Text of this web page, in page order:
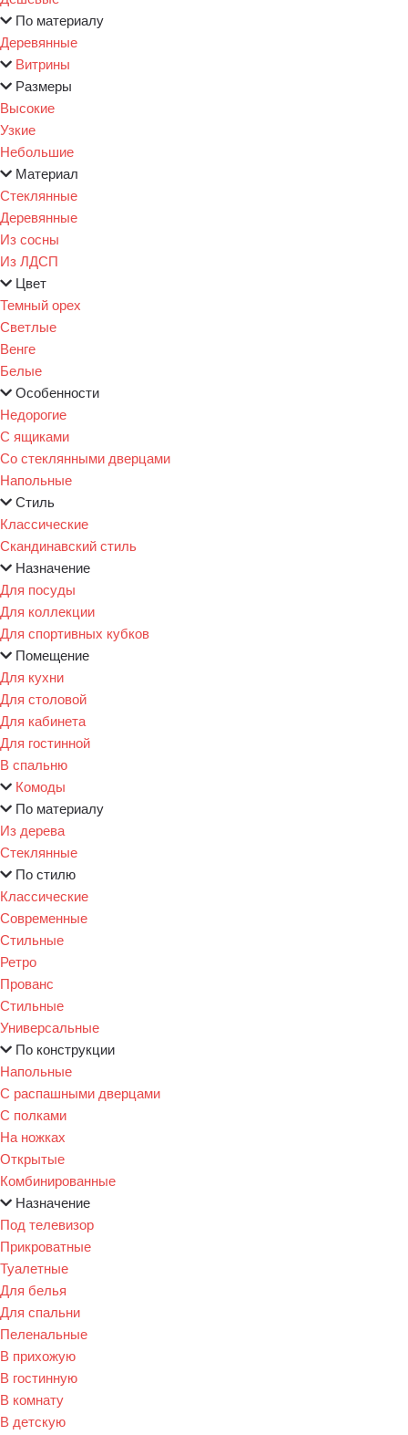
По материалу
Деревянные
Витрины
Размеры
Высокие
Узкие
Небольшие
Материал
Стеклянные
Деревянные
Из сосны
Из ЛДСП
Цвет
Темный орех
Светлые
Венге
Белые
Особенности
Недорогие
С ящиками
Со стеклянными дверцами
Напольные
Стиль
Классические
Скандинавский стиль
Назначение
Для посуды
Для коллекции
Для спортивных кубков
Помещение
Для кухни
Для столовой
Для кабинета
Для гостинной
В спальню
Комоды
По материалу
Из дерева
Стеклянные
По стилю
Классические
Современные
Стильные
Ретро
Прованс
Стильные
Универсальные
По конструкции
Напольные
С распашными дверцами
С полками
На ножках
Открытые
Комбинированные
Назначение
Под телевизор
Прикроватные
Туалетные
Для белья
Для спальни
Пеленальные
В прихожую
В гостинную
В комнату
В детскую